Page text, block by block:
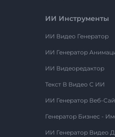
ИИ Инструменты
ИИ Видео Генератор
ИИ Генератор
ИИ Видеоредактор
Текст В Видео С ИИ
ИИ Генератор Веб-
Генератор Бизнес -
ИИ Генератор Видео